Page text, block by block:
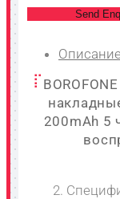
Send
Описание
200mAh 5
2.